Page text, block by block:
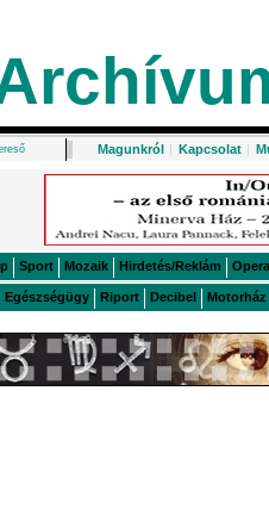
Magunkról | Kapcsolat |
Sport Mozaik Hirdetés/Reklám Opera
Egészségügy Riport Decibel Motorház